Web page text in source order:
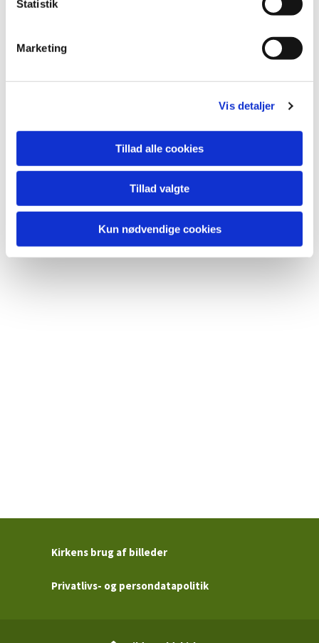
Statistik
Marketing
Vis detaljer
Tillad alle cookies
Tillad valgte
Kun nødvendige cookies
Københavns Stift har lavet en temaside om Corona i
Du vil måske også kunne lide...
Kirkens brug af billeder
Privatlivs- og persondatapolitik